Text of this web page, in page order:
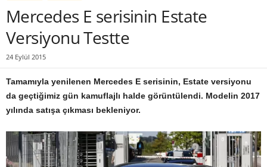
Mercedes E serisinin Estate
Versiyonu Testte
24 Eylül 2015
Tamamıyla yenilenen Mercedes E serisinin, Estate versiyonu
da geçtiğimiz gün kamuflajlı halde görüntülendi. Modelin 2017
yılında satışa çıkması bekleniyor.